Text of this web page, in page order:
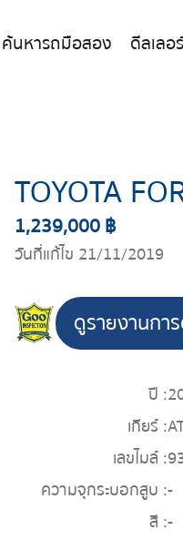
ค้นหารถมือสอง ดีลเลอร์
TOYOTA
1,239,000 ฿
วันที่แก้ไข 21/11/2019
ดูรายงานกา
ปี :
เกียร์ :
เลขไมล์ :
ความจุกระบอกสูบ :-
สี :-